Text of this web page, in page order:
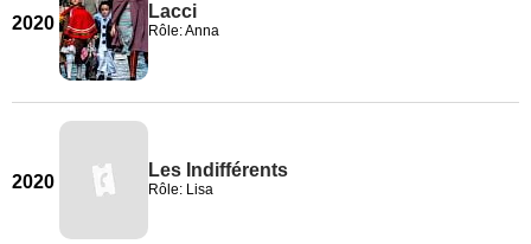
2020
Lacci
Rôle: Anna
2020
Les Indifférents
Rôle: Lisa